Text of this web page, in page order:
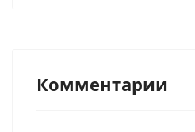
Комментарии